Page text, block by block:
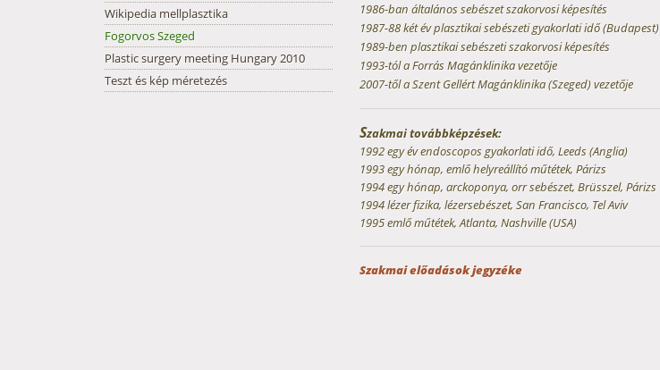
1986-ban általános sebészet szakorvosi képesítés
1987-88 két év plasztikai sebészeti gyakorlati idő (Budapest)
1989-ben plasztikai sebészeti szakorvosi képesítés
1993-tól a Forrás Magánklinika vezetője
2007-től a Szent Gellért Magánklinika (Szeged) vezetője
Szakmai továbbképzések:
1992 egy év endoscopos gyakorlati idő, Leeds (Anglia)
1993 egy hónap, emlő helyreállító műtétek, Párizs
1994 egy hónap, arckoponya, orr sebészet, Brüsszel, Párizs
1994 lézer fizika, lézersebészet, San Francisco, Tel Aviv
1995 emlő műtétek, Atlanta, Nashville (USA)
Szakmai előadások jegyzéke
Wikipedia mellplasztika
Fogorvos Szeged
Plastic surgery meeting Hungary 2010
Teszt és kép méretezés